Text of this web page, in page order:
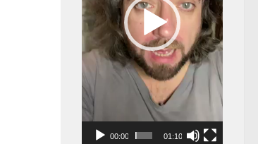
00:00 01:10